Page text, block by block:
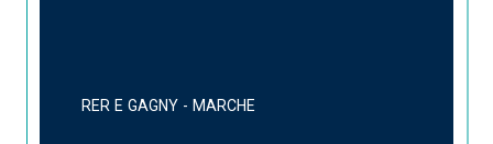
RER E GAGNY - MARCHE